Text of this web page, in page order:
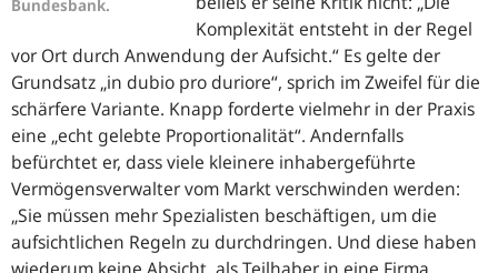
Bundesbank.
Komplexität entsteht in der Regel
vor Ort durch Anwendung der Aufsicht. Es gelte der
Grundsatz „in dubio pro duriore“, sprich im Zweifel für die
schärfere Variante. Knapp forderte vielmehr in der Praxis
eine „echt gelebte Proportionalität“. Andernfalls
befürchtet er, dass viele kleinere inhabergeführte
Vermögensverwalter vom Markt verschwinden werden:
„Sie müssen mehr Spezialisten beschäftigen, um die
aufsichtlichen Regeln zu durchdringen. Und diese haben